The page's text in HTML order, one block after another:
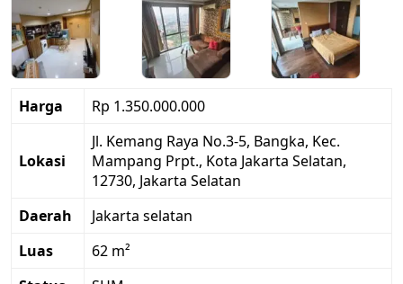
Harga Rp 1.350.000.000
Lokasi
Jl. Kemang Raya No.3-5, Bangka, Kec.
Mampang Prpt., Kota Jakarta Selatan,
12730, Jakarta Selatan
Daerah
Jakarta selatan
Luas
62 m²